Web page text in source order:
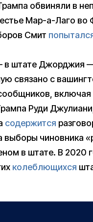
обвиняли в
Мар-а-Лаго во
Смит
штате Джорджия
связано с
Руди
содержится
выборы чиновника
в штате. В 2020
колеблющихся